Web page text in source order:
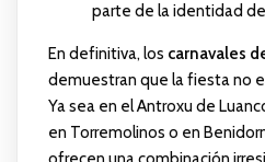
parte de la identidad
En definitiva, los carnavales
demuestran que la fiesta no
Ya sea en el Antroxu de
en Torremolinos o en